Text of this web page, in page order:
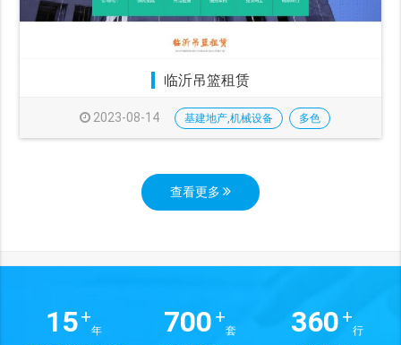
临沂吊篮租赁
2023-08-14 基建地产,机械设备 多色
查看更多
15+
年 700 +
套 360 +
行